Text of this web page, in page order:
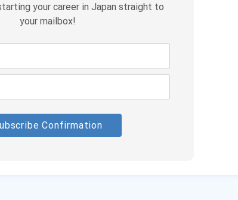
your career in Japan straight to
your mailbox!
Confirmation